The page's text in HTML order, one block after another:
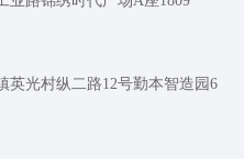
英光村纵二路12号勤本智造园6